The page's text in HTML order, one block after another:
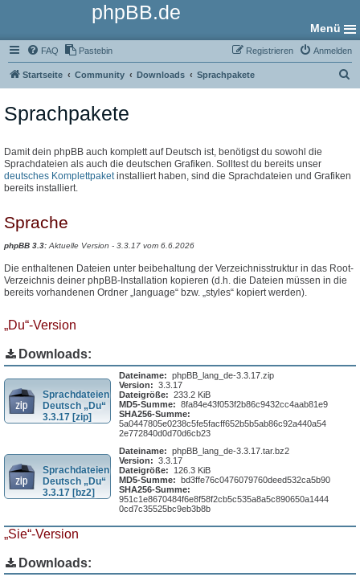
phpBB.de
Menü
FAQ Pastebin Anmelden
Registrieren
Startseite Community Downloads Sprachpakete
Sprachpakete
Damit dein phpBB auch komplett auf Deutsch ist, benötigst du sowohl die
Sprachdateien als auch die deutschen Grafiken. Solltest du bereits unser
deutsches Komplettpaketinstalliert haben, sind die Sprachdateien und Grafiken
bereits installiert.
Sprache
phpBB 3.3:Aktuelle Version - 3.3.17 vom 6.6.2026
Die enthaltenen Dateien unter beibehaltung der Verzeichnisstruktur in das Root-
Verzeichnis deiner phpBB-Installation kopieren (d.h. die Dateien müssen in die
bereits vorhandenen Ordner „language“ bzw. „styles“ kopiert werden).
„Du“-Version
Downloads:
Sprachdateien
Deutsch „Du“
3.3.17 [zip]
Dateiname: phpBB_lang_de-3.3.17.zip
Version: 3.3.17
Dateigröße: 233.2 KiB
MD5-Summe: 8fa84e43f053f2b86c9432cc4aab81e9
SHA256-Summe:
5a0447805e0238c5fe5facff652b5b5ab86c92a440a54
2e772840d0d70d6cb23
Sprachdateien
Deutsch „Du“
3.3.17 [bz2]
Dateiname: phpBB_lang_de-3.3.17.tar.bz2
Version: 3.3.17
Dateigröße:
126.3 KiB
MD5-Summe: bd3ffe76c0476079760deed532ca5b90
SHA256-Summe:
951c1e8670484f6e8f58f2cb5c535a8a5c890650a1444
0cd7c35525bc9eb3b8b
„Sie“-Version
Downloads: